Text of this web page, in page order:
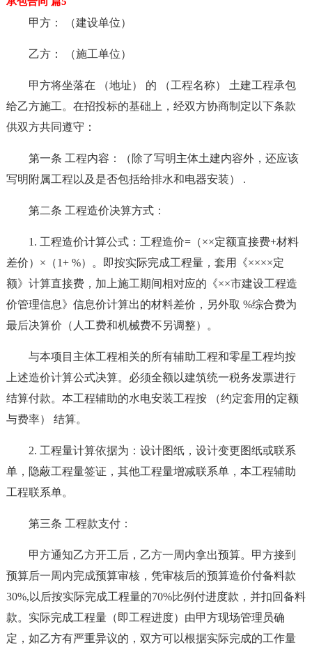
甲方： （建设单位）
乙方： （施工单位）
甲方将坐落在 （地址） 的 （工程名称） 土建工程承包
给乙方施工。在招投标的基础上，经双方协商制定以下条款
供双方共同遵守：
第一条 工程内容：（除了写明主体土建内容外，还应该
写明附属工程以及是否包括给排水和电器安装） .
第二条 工程造价决算方式：
1. 工程造价计算公式：工程造价=（××定额直接费+材料
差价）×（1+ %）。即按实际完成工程量，套用《××××定
额》计算直接费，加上施工期间相对应的《××市建设工程造
价管理信息》信息价计算出的材料差价，另外取 %综合费为
最后决算价（人工费和机械费不另调整）。
与本项目主体工程相关的所有辅助工程和零星工程均按
上述造价计算公式决算。必须全额以建筑统一税务发票进行
结算付款。本工程辅助的水电安装工程按 （约定套用的定额
与费率） 结算。
2. 工程量计算依据为：设计图纸，设计变更图纸或联系
单，隐蔽工程量签证，其他工程量增减联系单，本工程辅助
工程联系单。
第三条 工程款支付：
甲方通知乙方开工后，乙方一周内拿出预算。甲方接到
预算后一周内完成预算审核，凭审核后的预算造价付备料款
30%,以后按实际完成工程量的70%比例付进度款，并扣回备料
款。实际完成工程量（即工程进度）由甲方现场管理员确
定，如乙方有严重异议的，双方可以根据实际完成的工作量